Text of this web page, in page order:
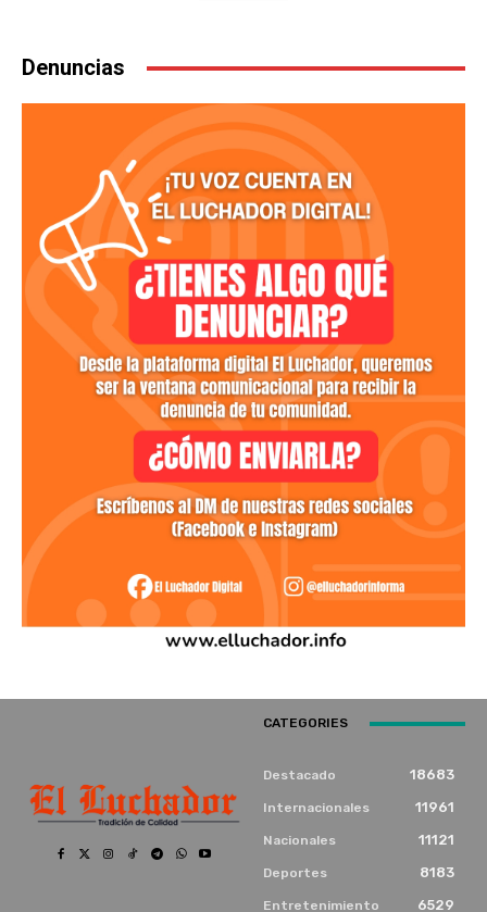
Denuncias
CATEGORIES
Destacado 18683
Internacionales 11961
Nacionales 11121
Deportes 8183
Entretenimiento 6529